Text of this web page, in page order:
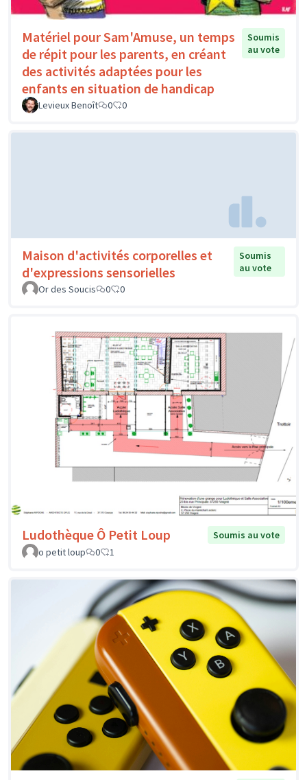
Matériel pour Sam'Amuse, un temps
de répit pour les parents, en créant
des activités adaptées pour les
enfants en situation de handicap
Soumis
au vote
Levieux Benoît 0 0
Maison d'activités corporelles et
d'expressions sensorielles
Soumis
au vote
Or des Soucis
0 0
Ludothèque Ô Petit Loup
Soumis au vote
o petit loup
0 1